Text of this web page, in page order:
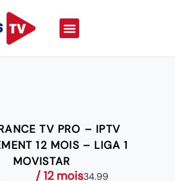
TV PRO – IPTV
12 MOIS – LIGA 1
MOVISTAR
/ 12 mois34.99